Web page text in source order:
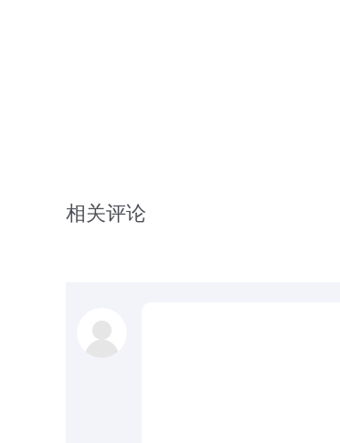
相关评论